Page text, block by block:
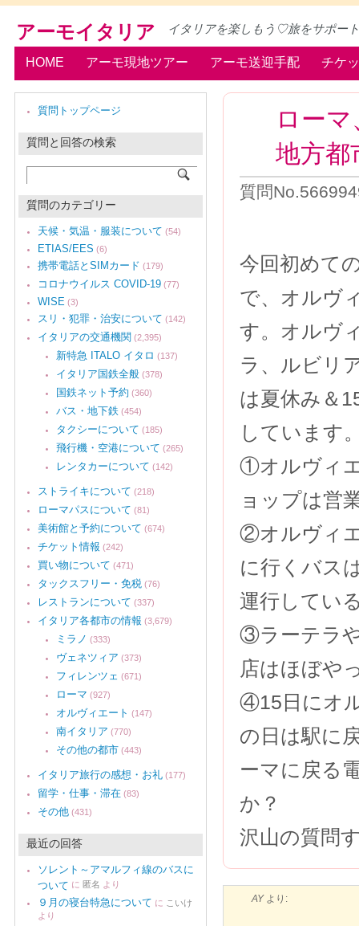
アーモイタリア イタリアを楽しもう♡旅をサポート
HOME アーモ現地ツアー アーモ送迎手配 チケ
ロー
地方都
質問
今回初めて
で、オルヴ
す。オルヴ
ラ、ルビリ
は夏休み＆
しています
①オルヴィ
ョップは営
②オルヴィ
に行くバス
運行してい
③ラーテラ
店はほぼや
④15日にオ
の日は駅に
ーマに戻る
か？
沢山の質問
AY より:
質問トップページ
質問と回答の検索
質問のカテゴリー
天候・気温・服装について (54)
ETIAS/EES (6)
携帯電話とSIMカード (179)
コロナウイルス COVID-19 (77)
WISE (3)
スリ・犯罪・治安について (142)
イタリアの交通機関 (2,395)
新特急 ITALO イタロ (137)
イタリア国鉄全般 (378)
国鉄ネット予約 (360)
バス・地下鉄 (454)
タクシーについて (185)
飛行機・空港について (265)
レンタカーについて (142)
ストライキについて (218)
ローマパスについて (81)
美術館と予約について (674)
チケット情報 (242)
買い物について (471)
タックスフリー・免税 (76)
レストランについて (337)
イタリア各都市の情報 (3,679)
ミラノ (333)
ヴェネツィア (373)
フィレンツェ (671)
ローマ (927)
オルヴィエート (147)
南イタリア (770)
その他の都市 (443)
イタリア旅行の感想・お礼 (177)
留学・仕事・滞在 (83)
その他 (431)
最近の回答
ソレント～アマルフィ線のバスに
ついて に 匿名 より
９月の寝台特急について に こいけ
より